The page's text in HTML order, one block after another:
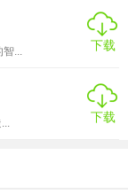
立大功》等。
认知、基础科学
鲜感。
智...
下载
下载